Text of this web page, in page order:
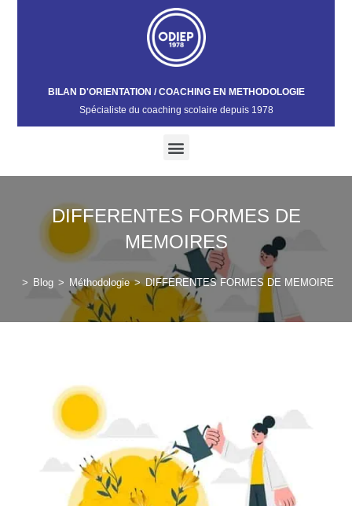
BILAN D'ORIENTATION / COACHING EN METHODOLOGIE
Spécialiste du coaching scolaire depuis 1978​
DIFFERENTES FORMES DE
MEMOIRES
> Blog > Méthodologie > DIFFERENTES FORMES DE MEMOIRES